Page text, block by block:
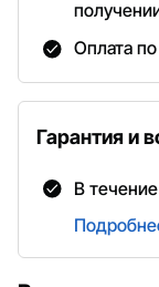
Оплата
Гарантия и
В